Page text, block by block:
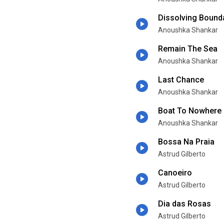
Dissolving
Anoushka Shankar
Remain The Sea
Anoushka Shankar
Last Chance
Anoushka Shankar
Boat To Nowhere
Anoushka Shankar
Bossa Na Praia
Astrud Gilberto
Canoeiro
Astrud Gilberto
Dia das Rosas
Astrud Gilberto